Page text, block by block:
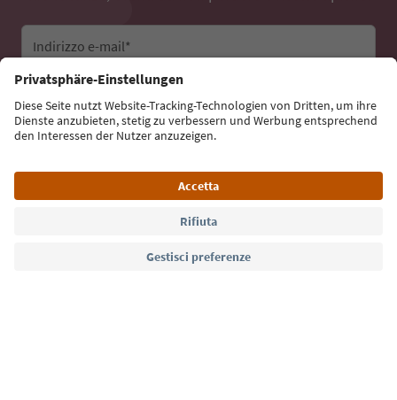
Indirizzo e-mail*
Iscriviti alla newsletter